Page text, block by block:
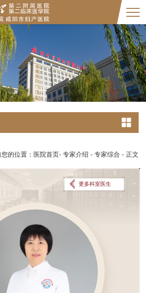
的位置： 医院首页- 专家介绍 - 专家综合 - 正文
更多科室医生